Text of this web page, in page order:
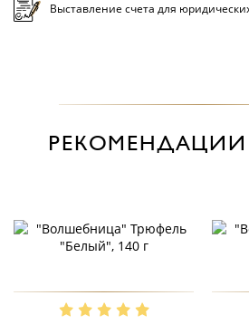
Выставление счета для